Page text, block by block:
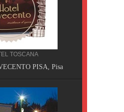
TOSCANA
PISA, Pisa